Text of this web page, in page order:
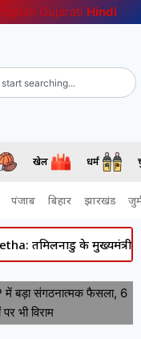
Gujarati Hindi
खेल धर्म
पंजाब बिहार झारखंड
के मुख्यमंत्री विजय
बड़ा संगठनात्मक फैसला, 6
भी विराम